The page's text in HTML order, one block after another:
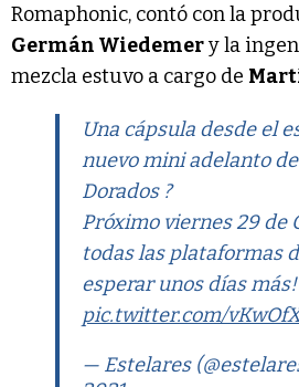
Romaphonic, contó con la
Germán Wiedemery la
mezcla estuvo a cargo de
Una cápsula desde el
nuevo mini adelanto
Dorados ?
Próximo viernes 29 de
todas las plataformas
esperar unos días más!
pic.twitter.com/
— Estelares